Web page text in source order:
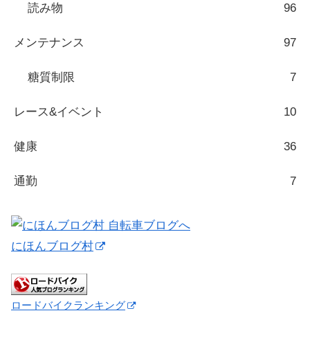
読み物 96
メンテナンス 97
糖質制限 7
レース&イベント 10
健康 36
通勤 7
にほんブログ村
ロードバイクランキング